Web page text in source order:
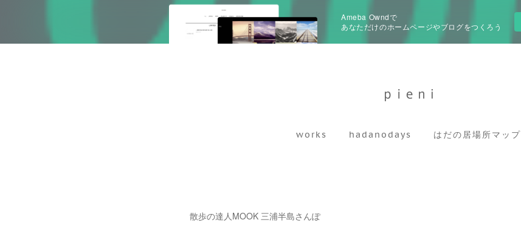
Ameba Owndで
あなただけのホームページやブログをつくろう
works hadanodays はだの居場所マップ
散歩の達人MOOK 三浦半島さんぽ